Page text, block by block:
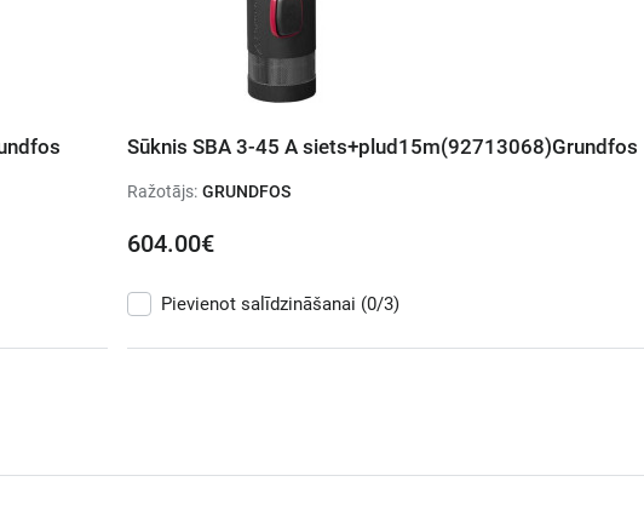
Sūknis SBA 3-45 A siets+plud15m(92713068)Grundfos
Ražotājs: GRUNDFOS
604.00€
Pievienot salīdzināšanai (0/3)